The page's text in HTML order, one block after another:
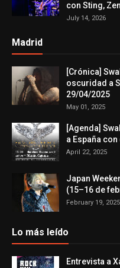
con Sting,
July 14, 2026
Madrid
[Crónica]
oscuridad a
29/04/2025
May 01, 2025
[Agenda]
a España
April 22, 2025
Japan
(15–16 de
February 19, 2025
Lo más leído
Entrevista a